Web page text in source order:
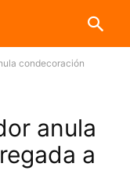
condecoración
anula
a